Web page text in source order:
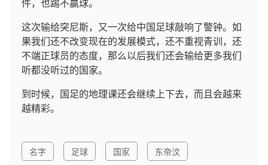
件，也踢不赢球。
这次输给突尼斯，又一次给中国足球敲响了警钟。如
果我们还不改变现在的发展模式，还不重视青训，还
不端正球员的态度，那么以后我们还会输给更多我们
听都没听过的国家。
到时候，国足的地理课还会继续上下去，而且会越来
越精彩。
名字 足球 国家
东帝汶